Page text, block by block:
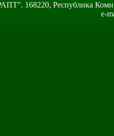
168220, Республика Коми,
e-